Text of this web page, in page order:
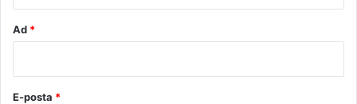
Ad *
E-posta *